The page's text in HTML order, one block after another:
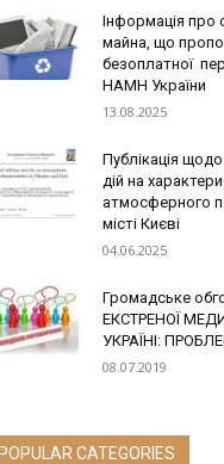
Інформація про
майна, що
безоплатної
НАМН України
13.08.2025
Публікація
дій на
атмосферного
місті Києві
04.06.2025
Громадське
ЕКСТРЕНОЇ
УКРАЇНІ:
08.07.2019
POPULAR CATEGORIES